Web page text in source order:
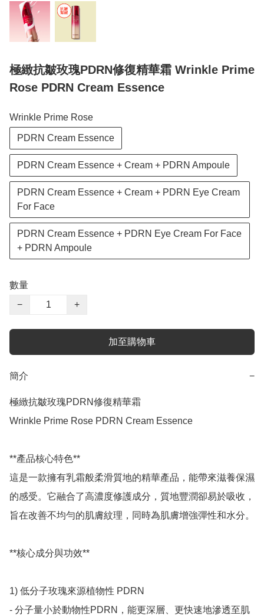
極緻抗皺玫瑰PDRN修復精華霜 Wrinkle Prime
Rose PDRN Cream Essence
Wrinkle Prime Rose
PDRN Cream Essence
PDRN Cream Essence + Cream + PDRN Ampoule
PDRN Cream Essence + Cream + PDRN Eye Cream
For Face
PDRN Cream Essence + PDRN Eye Cream For Face
+ PDRN Ampoule
數量
−
+
加至購物車
簡介 −
極緻抗皺玫瑰PDRN修復精華霜
Wrinkle Prime Rose PDRN Cream Essence
**產品核心特色**
這是一款擁有乳霜般柔滑質地的精華產品，能帶來滋養保濕
的感受。它融合了高濃度修護成分，質地豐潤卻易於吸收，
旨在改善不均勻的肌膚紋理，同時為肌膚增強彈性和水分。
**核心成分與功效**
1) 低分子玫瑰來源植物性 PDRN
- 分子量小於動物性PDRN，能更深層、更快速地滲透至肌